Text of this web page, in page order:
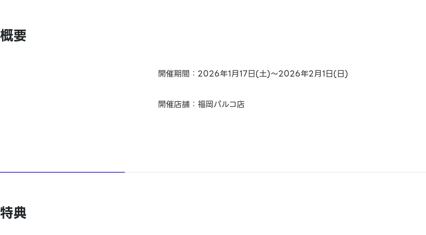
概要
開催期間：2026年1月17日(土)～2026年2月1日(日)
開催店舗：福岡パルコ店
特典